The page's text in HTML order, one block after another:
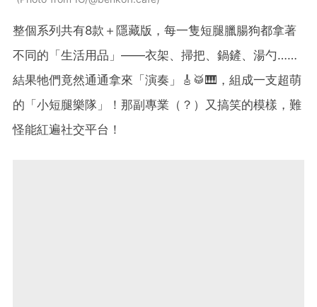
整個系列共有8款＋隱藏版，每一隻短腿臘腸狗都拿著
不同的「生活用品」——衣架、掃把、鍋鏟、湯勺……
結果牠們竟然通通拿來「演奏」🎸🥁🎹，組成一支超萌
的「小短腿樂隊」！那副專業（？）又搞笑的模樣，難
怪能紅遍社交平台！